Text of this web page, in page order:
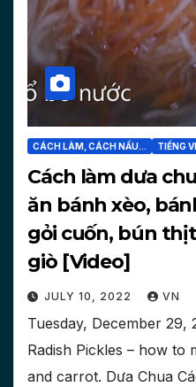
CÁCH LÀM, CÁCH NẤU... TIẾNG
Cách làm dưa
ăn bánh xèo,
gỏi cuốn, bún
giò [Video]
JULY 10, 2022 VN
Tuesday, December 29,
Radish Pickles – how to
and carrot. Dưa Chua